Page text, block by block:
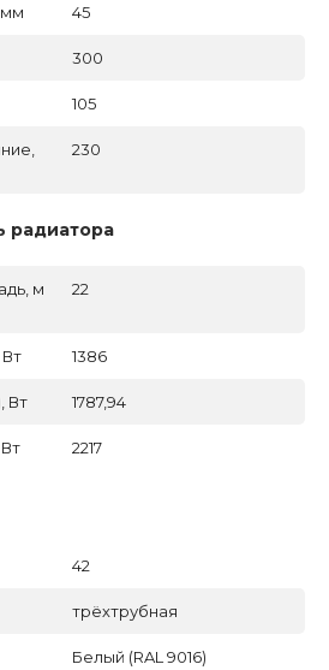
мм 45
300
105
230
радиатора
м
22
Вт 1386
Вт 1787,94
Вт 2217
42
трёхтрубная
Белый (RAL 9016)